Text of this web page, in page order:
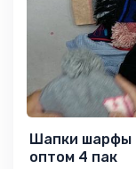
Шапки шарфы
оптом 4 пак